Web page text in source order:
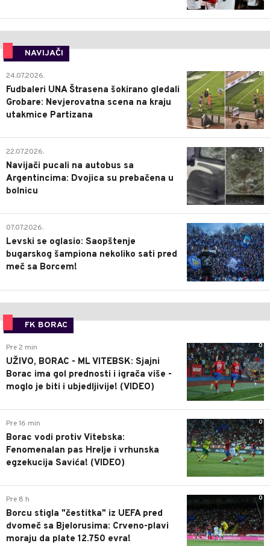
NAVIJAČI
0
24.07.2026.
Fudbaleri UNA Štrasena šokirano gledali
Grobare: Nevjerovatna scena na kraju
utakmice Partizana
0
22.07.2026.
Navijači pucali na autobus sa
Argentincima: Dvojica su prebačena u
bolnicu
1
07.07.2026.
Levski se oglasio: Saopštenje
bugarskog šampiona nekoliko sati pred
meč sa Borcem!
FK BORAC
0
Pre 2 min
UŽIVO, BORAC - ML VITEBSK: Sjajni
Borac ima gol prednosti i igrača više -
moglo je biti i ubjedljivije! (VIDEO)
0
Pre 16 min
Borac vodi protiv Vitebska:
Fenomenalan pas Hrelje i vrhunska
egzekucija Savića! (VIDEO)
0
Pre 8 h
Borcu stigla "čestitka" iz UEFA pred
dvomeč sa Bjelorusima: Crveno-plavi
moraju da plate 12.750 evra!